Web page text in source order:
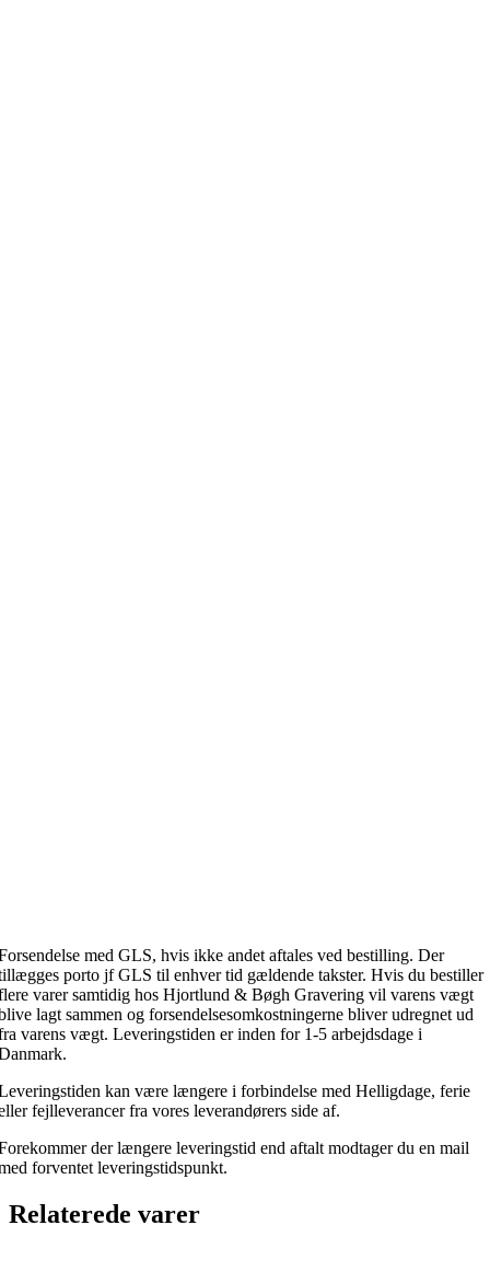
med GLS, hvis ikke andet aftales ved bestilling. Der
porto jf GLS til enhver tid gældende takster. Hvis du bestiller
varer samtidig hos Hjortlund & Bøgh Gravering vil varens vægt
lagt sammen og forsendelsesomkostningerne bliver udregnet ud
varens vægt. Leveringstiden er inden for 1-5 arbejdsdage i
kan være længere i forbindelse med Helligdage, ferie
fejlleverancer fra vores leverandørers side af.
der længere leveringstid end aftalt modtager du en mail
forventet leveringstidspunkt.
Relaterede varer